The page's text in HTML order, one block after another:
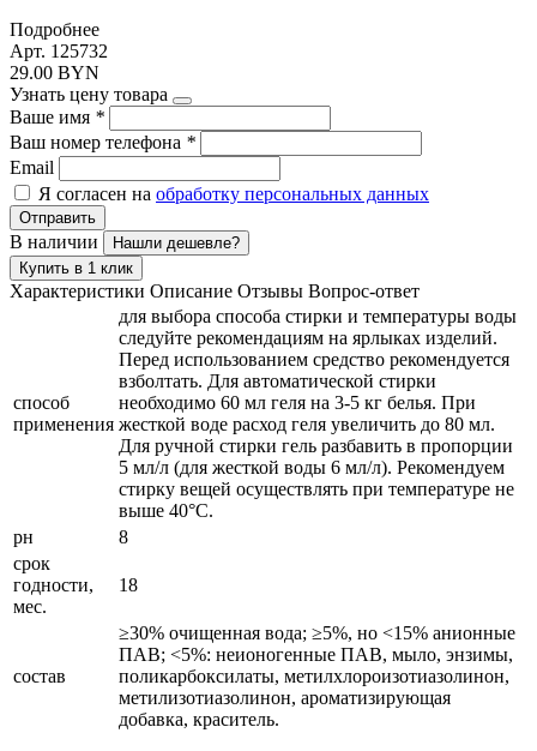
Подробнее
Арт. 125732
29.00 BYN
Узнать цену товара
Ваше имя *
Ваш номер телефона *
Email
Я согласен на обработку персональных данных
Отправить
В наличии
Нашли дешевле?
Купить в 1 клик
Характеристики Описание Отзывы Вопрос-ответ
способ
применения
для выбора способа стирки и температуры воды
следуйте рекомендациям на ярлыках изделий.
Перед использованием средство рекомендуется
взболтать. Для автоматической стирки
необходимо 60 мл геля на 3-5 кг белья. При
жесткой воде расход геля увеличить до 80 мл.
Для ручной стирки гель разбавить в пропорции
5 мл/л (для жесткой воды 6 мл/л). Рекомендуем
стирку вещей осуществлять при температуре не
выше 40°С.
рн
8
срок
годности,
мес.
18
состав
≥30% очищенная вода; ≥5%, но <15% анионные
ПАВ; <5%: неионогенные ПАВ, мыло, энзимы,
поликарбоксилаты, метилхлороизотиазолинон,
метилизотиазолинон, ароматизирующая
добавка, краситель.